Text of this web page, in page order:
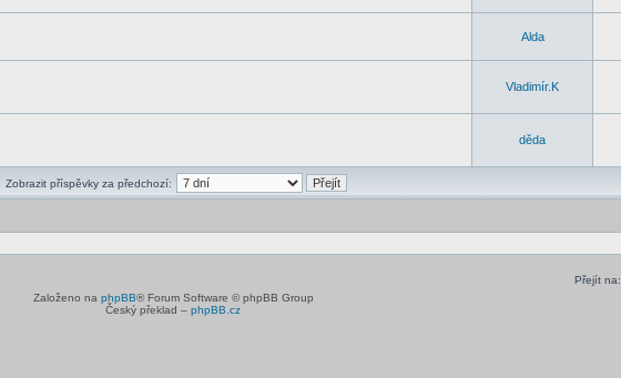
Alda
Vladimír.K
děda
Zobrazit příspěvky za předchozí:
Přejít na:
Založeno na phpBB® Forum Software © phpBB Group
Český překlad – phpBB.cz